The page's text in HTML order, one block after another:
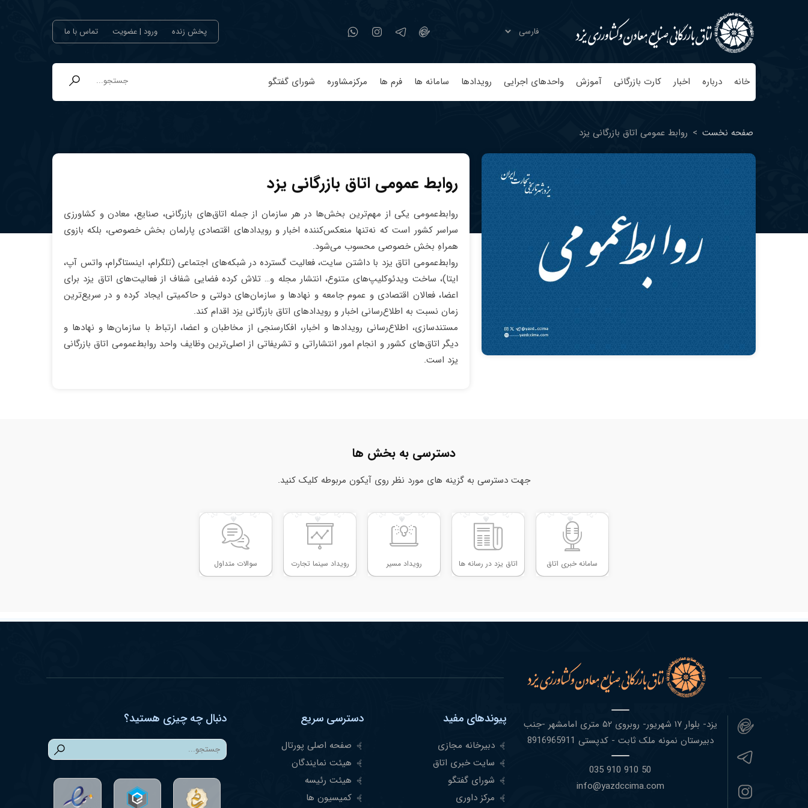
پخش زنده ورود | عضویت تماس با ما
خانه درباره اخبار کارت بازرگانی آموزش واحدهای اجرایی رویدادها سامانه ها فرم ها مرکزمشاوره شورای گفتگو
صفحه نخست > روابط عمومی اتاق بازرگانی یزد
روابط عمومی اتاق بازرگانی یزد
روابط‌عمومی یکی از مهم‌ترین بخش‌ها در هر سازمان از جمله اتاق‌های بازرگانی، صنایع، معادن و کشاورزی
سراسر کشور است که نه‌تنها منعکس‌کننده اخبار و رویدادهای اقتصادی پارلمان بخش خصوصی، بلکه بازوی
همراهِ بخش خصوصی محسوب می‌شود.
روابط‌عمومی اتاق یزد با داشتن سایت، فعالیت گسترده در شبکه‌های اجتماعی (تلگرام، اینستاگرام، واتس آپ،
ایتا)، ساخت ویدئوکلیپ‌های متنوع، انتشار مجله و… تلاش کرده فضایی شفاف از فعالیت‌های اتاق یزد برای
اعضا، فعالان اقتصادی و عموم جامعه و نهادها و سازمان‌های دولتی و حاکمیتی ایجاد کرده و در سریع‌ترین
زمان نسبت به اطلاع‌رسانی اخبار و رویدادهای اتاق بازرگانی یزد اقدام کند.
مستندسازی، اطلاع‌رسانی رویدادها و اخبار، افکارسنجی از مخاطبان و اعضا، ارتباط با سازمان‌ها و نهادها و
دیگر اتاق‌های کشور و انجام امور انتشاراتی و تشریفاتی از اصلی‌ترین وظایف واحد روابط‌عمومی اتاق بازرگانی
یزد است.
دسترسی به بخش ها
جهت دسترسی به گزینه های مورد نظر روی آیکون مربوطه کلیک کنید.
سامانه خبری اتاق اتاق یزد در رسانه ها رویداد مسیر رویداد سینما تجارت سوالات متداول
یزد- بلوار ١٧ شهریور- روبروی ۵٢ متری امامشهر -جنب
دبیرستان نمونه ملک ثابت - کدپستی 8916965911
50 910 910 035
info@yazdccima.com
پیوندهای مفید
دبیرخانه مجازی
سایت خبری اتاق
شورای گفتگو
مرکز داوری
دسترسی سریع
صفحه اصلی پورتال
هیئت نمایندگان
هیئت رئیسه
کمیسیون ها
دنبال چه چیزی هستید؟